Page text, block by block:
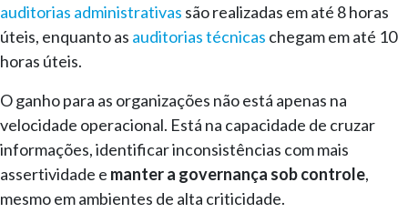
auditorias administrativas são realizadas em até 8 horas
úteis, enquanto as auditorias técnicas chegam em até 10
horas úteis.
O ganho para as organizações não está apenas na
velocidade operacional. Está na capacidade de cruzar
informações, identificar inconsistências com mais
assertividade e manter a governança sob controle,
mesmo em ambientes de alta criticidade.